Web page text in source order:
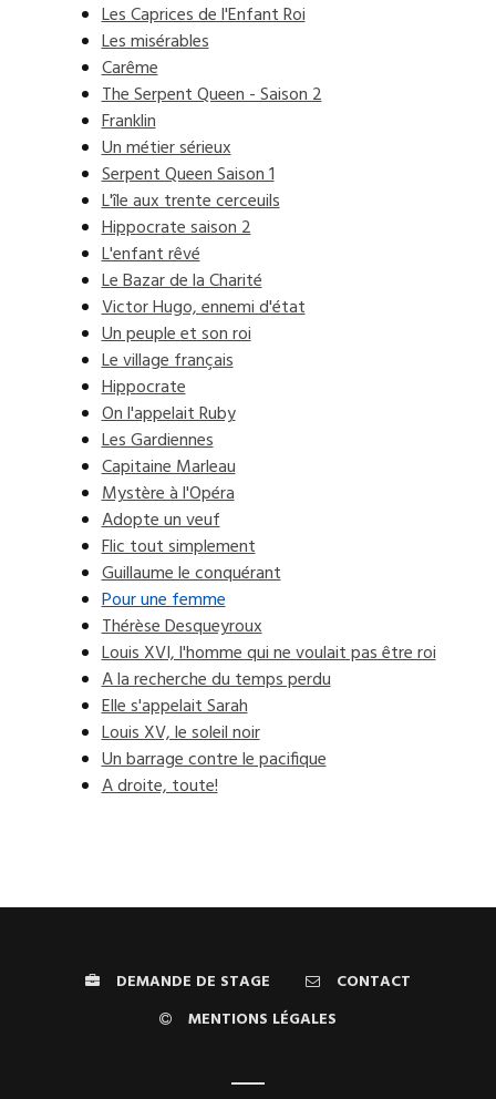
Les Caprices de l'Enfant Roi
Les misérables
Carême
The Serpent Queen - Saison 2
Franklin
Un métier sérieux
Serpent Queen Saison 1
L'île aux trente cerceuils
Hippocrate saison 2
L'enfant rêvé
Le Bazar de la Charité
Victor Hugo, ennemi d'état
Un peuple et son roi
Le village français
Hippocrate
On l'appelait Ruby
Les Gardiennes
Capitaine Marleau
Mystère à l'Opéra
Adopte un veuf
Flic tout simplement
Guillaume le conquérant
Pour une femme
Thérèse Desqueyroux
Louis XVI, l'homme qui ne voulait pas être roi
A la recherche du temps perdu
Elle s'appelait Sarah
Louis XV, le soleil noir
Un barrage contre le pacifique
A droite, toute!
DEMANDE DE STAGE
CONTACT
MENTIONS LÉGALES